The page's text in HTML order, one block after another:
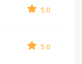
5.0
5.0